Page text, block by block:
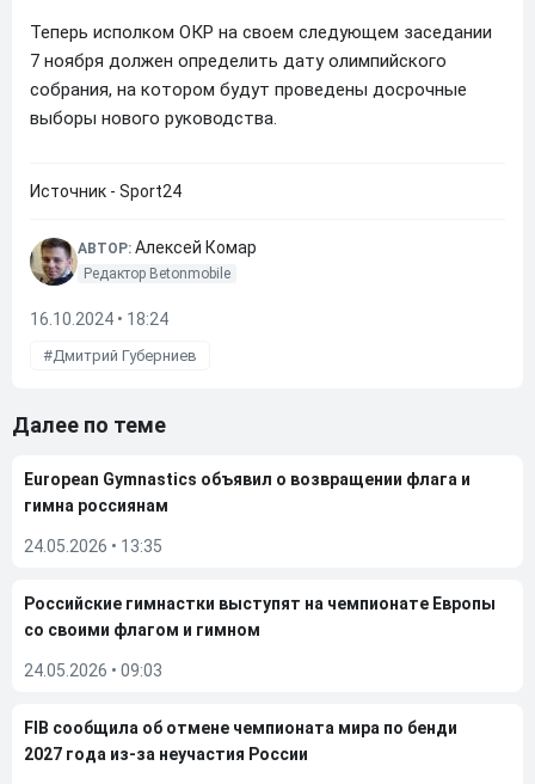
Теперь исполком ОКР на своем следующем заседании
7 ноября должен определить дату олимпийского
собрания, на котором будут проведены досрочные
выборы нового руководства.
Источник - Sport24
АВТОР: Алексей Комар
Редактор Betonmobile
16.10.2024 • 18:24
Дмитрий Губерниев
Далее по теме
European Gymnastics объявил о возвращении флага и
гимна россиянам
24.05.2026 • 13:35
Российские гимнастки выступят на чемпионате Европы
со своими флагом и гимном
24.05.2026 • 09:03
FIB сообщила об отмене чемпионата мира по бенди
2027 года из-за неучастия России